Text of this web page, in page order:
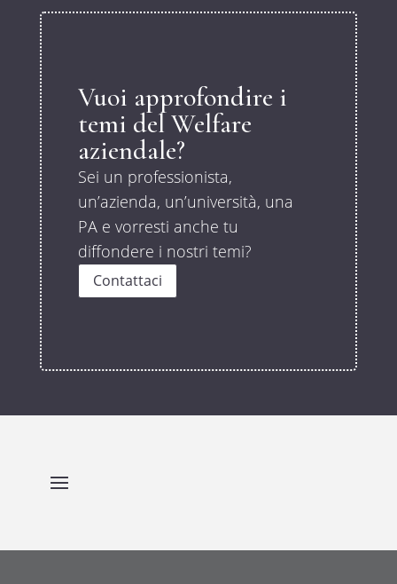
Vuoi approfondire i
temi del Welfare
aziendale?
Sei un professionista,
un’azienda, un’università, una
PA e vorresti anche tu
diffondere i nostri temi?
Contattaci